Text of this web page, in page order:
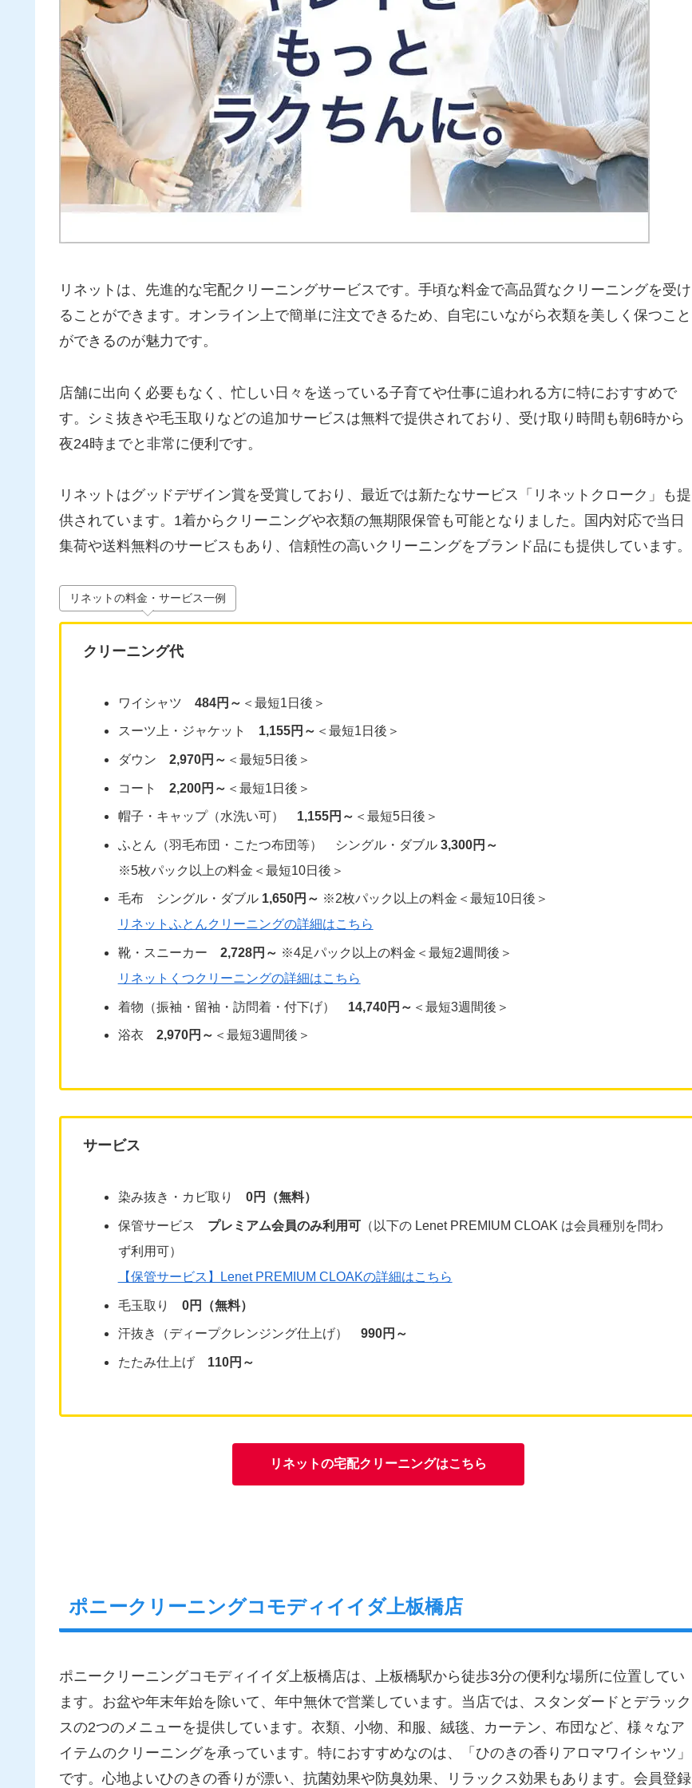
リネットは、先進的な宅配クリーニングサービスです。手頃な料金で高品質なクリーニングを受け
ることができます。オンライン上で簡単に注文できるため、自宅にいながら衣類を美しく保つこと
ができるのが魅力です。
店舗に出向く必要もなく、忙しい日々を送っている子育てや仕事に追われる方に特におすすめで
す。シミ抜きや毛玉取りなどの追加サービスは無料で提供されており、受け取り時間も朝6時から
夜24時までと非常に便利です。
リネットはグッドデザイン賞を受賞しており、最近では新たなサービス「リネットクローク」も提
供されています。1着からクリーニングや衣類の無期限保管も可能となりました。国内対応で当日
集荷や送料無料のサービスもあり、信頼性の高いクリーニングをブランド品にも提供しています。
リネットの料金・サービス一例
クリーニング代
ワイシャツ 484円～ ＜最短1日後＞
スーツ上・ジャケット 1,155円～ ＜最短1日後＞
ダウン 2,970円～ ＜最短5日後＞
コート 2,200円～ ＜最短1日後＞
帽子・キャップ（水洗い可） 1,155円～ ＜最短5日後＞
ふとん（羽毛布団・こたつ布団等） シングル・ダブル 3,300円～
※5枚パック以上の料金＜最短10日後＞
毛布 シングル・ダブル 1,650円～ ※2枚パック以上の料金＜最短10日後＞
リネットふとんクリーニングの詳細はこちら
靴・スニーカー 2,728円～ ※4足パック以上の料金＜最短2週間後＞
リネットくつクリーニングの詳細はこちら
着物（振袖・留袖・訪問着・付下げ） 14,740円～ ＜最短3週間後＞
浴衣 2,970円～ ＜最短3週間後＞
サービス
染み抜き・カビ取り 0円（無料）
保管サービス プレミアム会員のみ利用可（以下の Lenet PREMIUM CLOAK は会員種別を問わ
ず利用可）
【保管サービス】Lenet PREMIUM CLOAKの詳細はこちら
毛玉取り 0円（無料）
汗抜き（ディープクレンジング仕上げ） 990円～
たたみ仕上げ 110円～
リネットの宅配クリーニングはこちら
ポニークリーニングコモディイイダ上板橋店
ポニークリーニングコモディイイダ上板橋店は、上板橋駅から徒歩3分の便利な場所に位置してい
ます。お盆や年末年始を除いて、年中無休で営業しています。当店では、スタンダードとデラック
スの2つのメニューを提供しています。衣類、小物、和服、絨毯、カーテン、布団など、様々なア
イテムのクリーニングを承っています。特におすすめなのは、「ひのきの香りアロマワイシャツ」
です。心地よいひのきの香りが漂い、抗菌効果や防臭効果、リラックス効果もあります。会員登録